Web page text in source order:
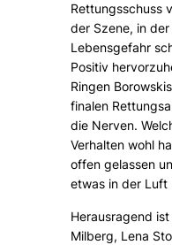
Rettungsschuss
der Szene, in
Lebensgefahr
Positiv
Ringen
finalen
die Nerven.
Verhalten wohl
offen gelassen
etwas in der Luft
Herausragend
Milberg, Lena